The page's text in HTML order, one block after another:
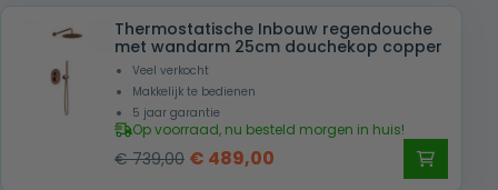
Thermostatische Inbouw regendouche
met wandarm 25cm douchekop copper
Veel verkocht
Makkelijk te bedienen
5 jaar garantie
Op voorraad, nu besteld morgen in huis!
€739,00 Oorspronkelijke
€ 489,00